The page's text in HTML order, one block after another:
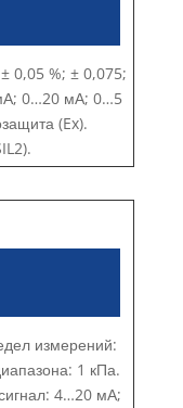
0,05 %; ± 0,075;
0…20 мА; 0…5
(Ex).
измерений:
1 кПа.
4…20 мА;